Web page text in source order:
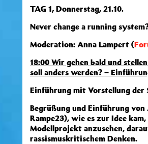
TAG 1, Donnerstag, 21.10.
Never change a running
Moderation: Anna Lampert (
18:00 Wir gehen bald und
soll anders werden? –
Einführung mit Vorstellung der
Begrüßung und Einführung von
Rampe23), wie es zur Idee
Modellprojekt anzusehen,
rassismuskritischem Denken.